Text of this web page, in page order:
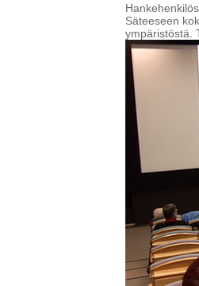
Säteeseen
ympäristöstä.